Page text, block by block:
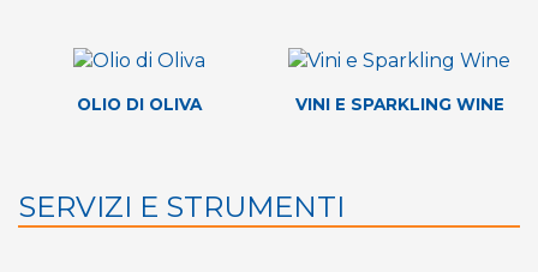
OLIO DI OLIVA VINI E SPARKLING WINE
SERVIZI E STRUMENTI